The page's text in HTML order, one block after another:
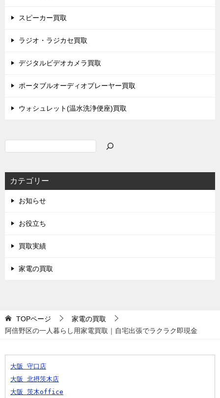
スピーカー買取
ラジオ・ラジカセ買取
デジタルビデオカメラ買取
ポータブルオーディオプレーヤー買取
ウォシュレット(温水洗浄便座)買取
カテゴリー
お知らせ
お役立ち
買取実績
家電の買取
TOPページ
家電の買取
阿倍野区の一人暮らし用家電買取｜自宅出張でラクラク即現金
大阪 守口店
大阪 北摂茨木店
大阪 茨木office